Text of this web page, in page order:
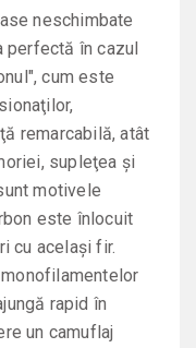
neschimbate
perfectă în cazul
cum este
remarcabilă, atât
supleţea şi
motivele
este înlocuit
cu acelaşi fir.
rapid în
un camuflaj